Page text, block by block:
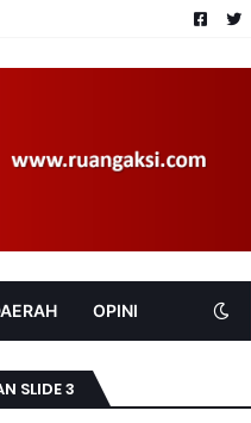
OPINI
SLIDE 3